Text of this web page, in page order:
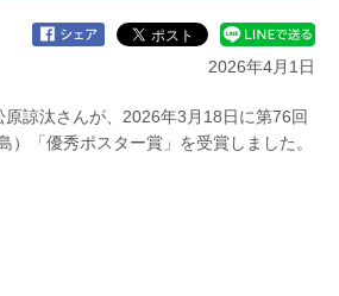
2026年4月1日
諒汰さんが、2026年3月18日に第76回
）「優秀ポスター賞」を受賞しました。